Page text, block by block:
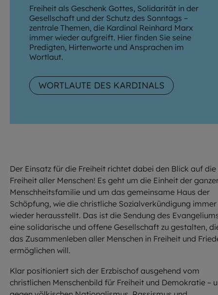
Freiheit als Geschenk Gottes, Solidarität in der
Gesellschaft und der Schutz des Sonntags –
zentrale Themen, die Kardinal Reinhard Marx
immer wieder aufgreift. Hier finden Sie seine
Predigten, Hirtenworte und Ansprachen im
Wortlaut.
WORTLAUTE DES KARDINALS
Der Einsatz für die Freiheit richtet dabei den Blick auf die
Freiheit aller Menschen! Es geht um die Einheit der
Menschheitsfamilie und um das gemeinsame Haus der
Schöpfung, wie die christliche Sozialverkündigung immer
wieder herausstellt. Das ist die Sendung des
eine solidarische und offene Gesellschaft zu gestalten,
das Zusammenleben aller Menschen in Freiheit und
ermöglichen will.
Klar positioniert sich der Erzbischof ausgehend vom
christlichen Menschenbild für Freiheit und Demokratie –